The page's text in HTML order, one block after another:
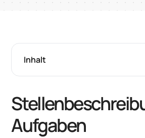
Inhalt
Aufgaben